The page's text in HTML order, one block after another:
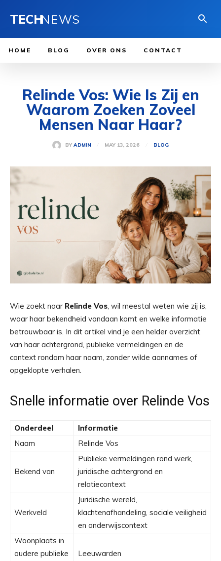
TECHNEWS
HOME BLOG OVER ONS CONTACT
Relinde Vos: Wie Is Zij en
Waarom Zoeken Zoveel
Mensen Naar Haar?
BY ADMIN MAY 13, 2026 BLOG
Wie zoekt naar Relinde Vos, wil meestal weten wie zij is,
waar haar bekendheid vandaan komt en welke informatie
betrouwbaar is. In dit artikel vind je een helder overzicht
van haar achtergrond, publieke vermeldingen en de
context rondom haar naam, zonder wilde aannames of
opgeklopte verhalen.
Snelle informatie over Relinde Vos
Onderdeel
Informatie
Naam
Relinde Vos
Bekend van
Publieke vermeldingen rond werk,
juridische achtergrond en
relatiecontext
Werkveld
Juridische wereld,
klachtenafhandeling, sociale veiligheid
en onderwijscontext
Woonplaats in
oudere publieke
Leeuwarden